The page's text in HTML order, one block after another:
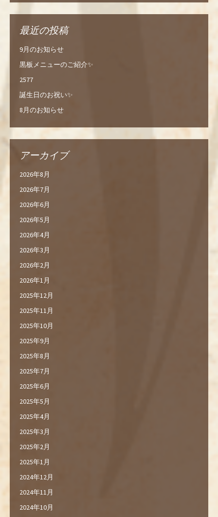
最近の投稿
9月のお知らせ
黒板メニューのご紹介✨
2577
誕生日のお祝い✨
8月のお知らせ
アーカイブ
2026年8月
2026年7月
2026年6月
2026年5月
2026年4月
2026年3月
2026年2月
2026年1月
2025年12月
2025年11月
2025年10月
2025年9月
2025年8月
2025年7月
2025年6月
2025年5月
2025年4月
2025年3月
2025年2月
2025年1月
2024年12月
2024年11月
2024年10月